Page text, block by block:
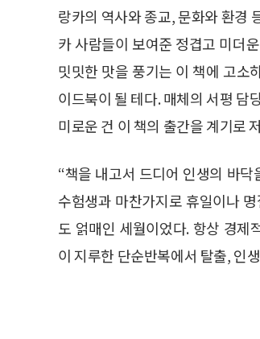
랑카의 역사와 종교, 문화와 환경
카 사람들이 보여준 정겹고 미더
밋밋한 맛을 풍기는 이 책에 고소
이드북이 될 테다. 매체의 서평 담
미로운 건 이 책의 출간을 계기로
“책을 내고서 드디어 인생의 바
수험생과 마찬가지로 휴일이나
도 얽매인 세월이었다. 항상 경제
이 지루한 단순반복에서 탈출, 인